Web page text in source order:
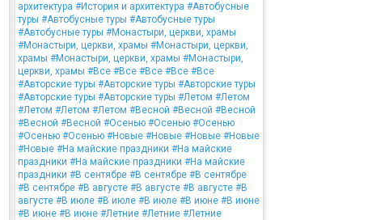
архитектура #История и архитектура #Автобусные
туры #Автобусные туры #Автобусные туры
#Автобусные туры #Монастыри, церкви, храмы
#Монастыри, церкви, храмы #Монастыри, церкви,
храмы #Монастыри, церкви, храмы #Монастыри,
церкви, храмы #Все #Все #Все #Все #Все
#Авторские туры #Авторские туры #Авторские туры
#Авторские туры #Авторские туры #Летом #Летом
#Летом #Летом #Летом #Весной #Весной #Весной
#Весной #Весной #Осенью #Осенью #Осенью
#Осенью #Осенью #Новые #Новые #Новые #Новые
#Новые #На майские праздники #На майские
праздники #На майские праздники #На майские
праздники #В сентябре #В сентябре #В сентябре
#В сентябре #В августе #В августе #В августе #В
августе #В июле #В июле #В июле #В июне #В июне
#В июне #В июне #Летние #Летние #Летние